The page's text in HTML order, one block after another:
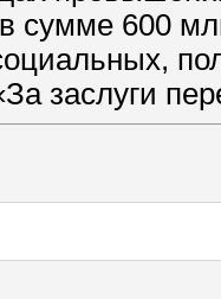
600
заслуги